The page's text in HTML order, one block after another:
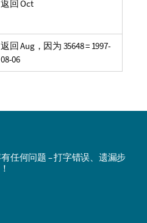
返回 Oct
返回 Aug，因为 35648 = 1997-
08-06
任何问题 – 打字错误、遗漏步